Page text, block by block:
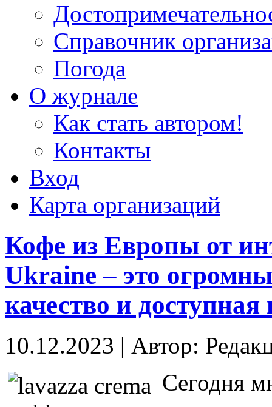
Справочник
Погода
О журнале
Как стать автором!
Контакты
Вход
Карта организаций
Кофе из Европы от
Ukraine – это
качество и доступная
10.12.2023 | Автор:
Сегодня